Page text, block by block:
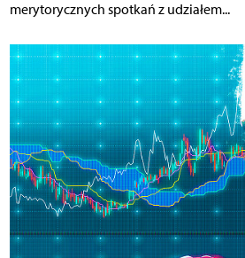
merytorycznych spotkań z udziałem...